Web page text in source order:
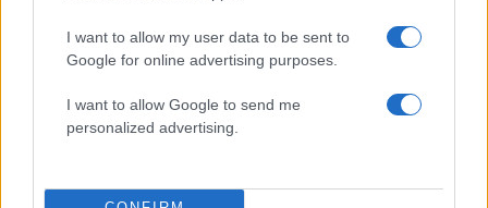
I want to allow my user data to be sent to
Google for online advertising purposes.
I want to allow Google to send me
personalized advertising.
Αδέσποτα στην Ελλάδα: Χιλιάδες ζώα στους
δρόμους και μια πρόκληση που παραμένει
άλυτη